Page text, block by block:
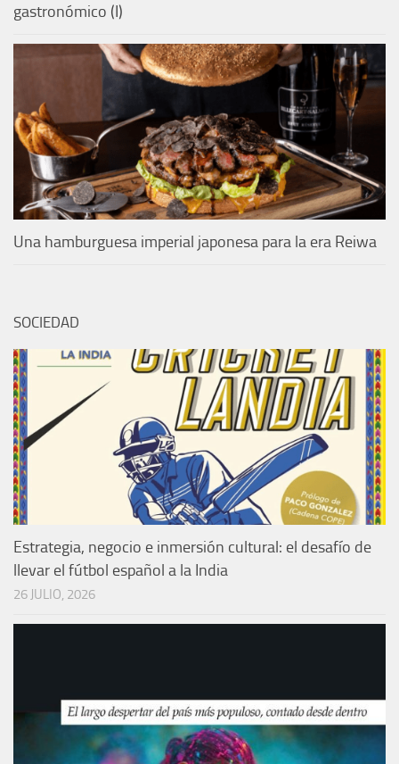
gastronómico (I)
Una hamburguesa imperial japonesa para la era Reiwa
SOCIEDAD
Estrategia, negocio e inmersión cultural: el desafío de
llevar el fútbol español a la India
26 JULIO, 2026